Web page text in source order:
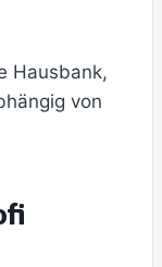
Hausbank,
von